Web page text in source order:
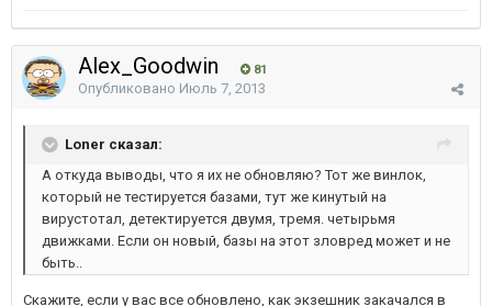
Alex_Goodwin 81
Опубликовано Июль 7, 2013
Loner сказал:
А откуда выводы, что я их не обновляю? Тот же винлок,
который не тестируется базами, тут же кинутый на
вирустотал, детектируется двумя, тремя. четырьмя
движками. Если он новый, базы на этот зловред может и не
быть..
Скажите, если у вас все обновлено, как экзешник закачался в